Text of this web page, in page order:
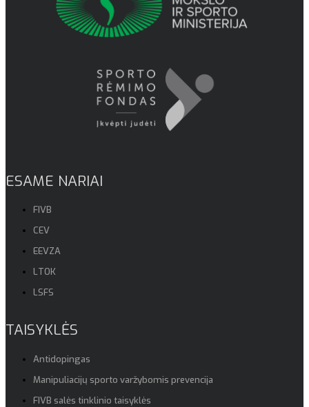
ESAME NARIAI
FIVB
CEV
EEVZA
LTOK
LSFS
TAISYKLĖS
Antidopingas
Manipuliacijų sporto varžybomis prevencija
FIVB salės tinklinio taisyklės